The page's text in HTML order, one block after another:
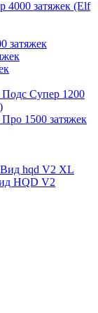
4000 затяжек (Elf
затяжек
Супер 1200
1500 затяжек
Вид hqd V2 XL
HQD V2